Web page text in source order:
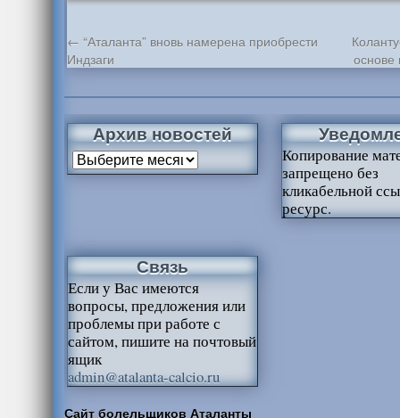
← “Аталанта” вновь намерена приобрести
Индзаги
основе
Архив новостей
Копирование
запрещено без
кликабельной
ресурс.
Связь
Если у Вас имеются
вопросы, предложения или
проблемы при работе с
сайтом, пишите на почтовый
ящик
admin@atalanta-calcio.ru
Сайт болельщиков Аталанты